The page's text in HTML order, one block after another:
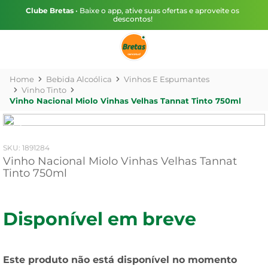
Clube Bretas • Baixe o app, ative suas ofertas e aproveite os
descontos!
Bebida Alcoólica
Vinhos E Espumantes
Vinho Tinto
Vinho Nacional Miolo Vinhas Velhas Tannat Tinto 750ml
: 1891284
Vinho Nacional Miolo Vinhas Velhas Tannat
Tinto 750ml
Disponível em breve
Este produto não está disponível no momento